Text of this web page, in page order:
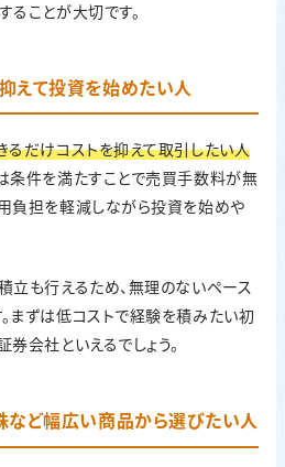
ることが大切です。
えて投資を始めたい人
るだけコストを抑えて取引したい人
条件を満たすことで売買手数料が無
負担を軽減しながら投資を始めや
立も行えるため、無理のないペース
まずは低コストで経験を積みたい初
会社といえるでしょう。
など幅広い商品から選びたい人